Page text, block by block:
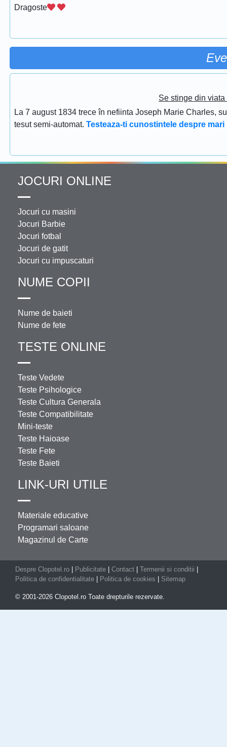
Dragoste
Se stinge din
La 7 august 1834 trece în nefiinta Joseph Marie Charles,
tesut semi-automat. Testeaza-ti cunostintele despre
JOCURI ONLINE
Jocuri cu masini
Jocuri Barbie
Jocuri fotbal
Jocuri de gatit
Jocuri cu impuscaturi
NUME COPII
Nume de baieti
Nume de fete
TESTE ONLINE
Teste Vedete
Teste Psihologice
Teste Cultura Generala
Teste Compatibilitate
Mini-teste
Teste Haioase
Teste Fete
Teste Baieti
LINK-URI UTILE
Materiale educative
Programari saloane
Magazinul de Carte
Despre Clopotel.ro Publicitate Contact Termenii si conditii
Politica de confidentialitate
Politica de cookies Sitemap
© 2001-2026 Clopotel.ro Toate drepturile rezervate.